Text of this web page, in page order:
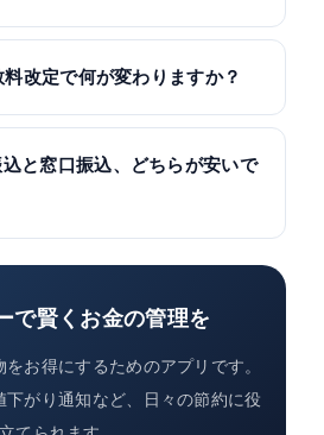
改定で何が変わりますか？
と窓口振込、どちらが安いで
で賢くお金の管理を
お得にするためのアプリです。
下がり通知など、日々の節約に役